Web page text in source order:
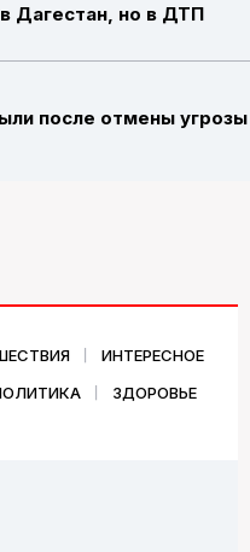
Дагестан, но в ДТП
после отмены угрозы
ИНТЕРЕСНОЕ
ЗДОРОВЬЕ